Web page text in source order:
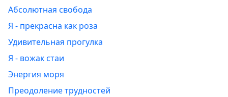
Абсолютная свобода
Я - прекрасна как роза
Удивительная прогулка
Я - вожак стаи
Энергия моря
Преодоление трудностей